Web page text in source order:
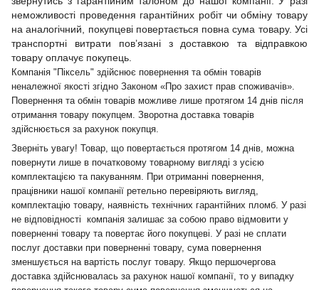
неможливості проведення гарантійних робіт чи обміну товару
на аналогічний, покупцеві повертається повна сума товару. Усі
транспортні витрати пов’язані з доставкою та відправкою
товару оплачує покупець.
Компанія "Піксель" здійснює повернення та обмін товарів
неналежної якості згідно Законом «Про захист прав споживачів».
Повернення та обмін товарів можливе лише протягом 14 днів після
отримання товару покупцем. Зворотна доставка товарів
здійснюється за рахунок покупця.
Зверніть увагу! Товар, що повертається протягом 14 днів, можна
повернути лише в початковому товарному вигляді з усією
комплектацією та пакуванням. При отриманні повернення,
працівники нашої компанії ретельно перевіряють вигляд,
комплектацію товару, наявність технічних гарантійних пломб. У разі
не відповідності компанія залишає за собою право відмовити у
поверненні товару та повертає його покупцеві. У разі не сплати
послуг доставки при поверненні товару, сума повернення
зменшується на вартість послуг товару. Якщо першочергова
доставка здійснювалась за рахунок нашої компанії, то у випадку